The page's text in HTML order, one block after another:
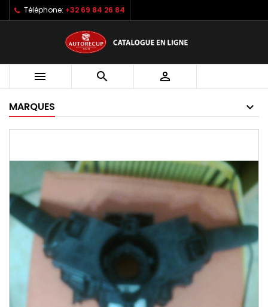
Téléphone: +32 69 84 26 84
  
MARQUES